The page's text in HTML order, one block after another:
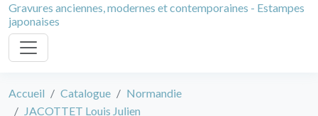
Gravures anciennes, modernes et contemporaines - Estampes
japonaises
Accueil Catalogue
Normandie
JACOTTET Louis Julien